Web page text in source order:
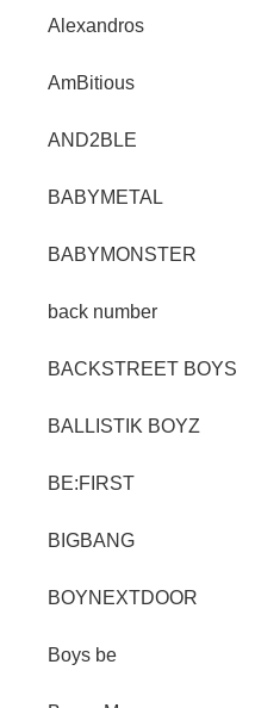
Alexandros
AmBitious
AND2BLE
BABYMETAL
BABYMONSTER
back number
BACKSTREET BOYS
BALLISTIK BOYZ
BE:FIRST
BIGBANG
BOYNEXTDOOR
Boys be